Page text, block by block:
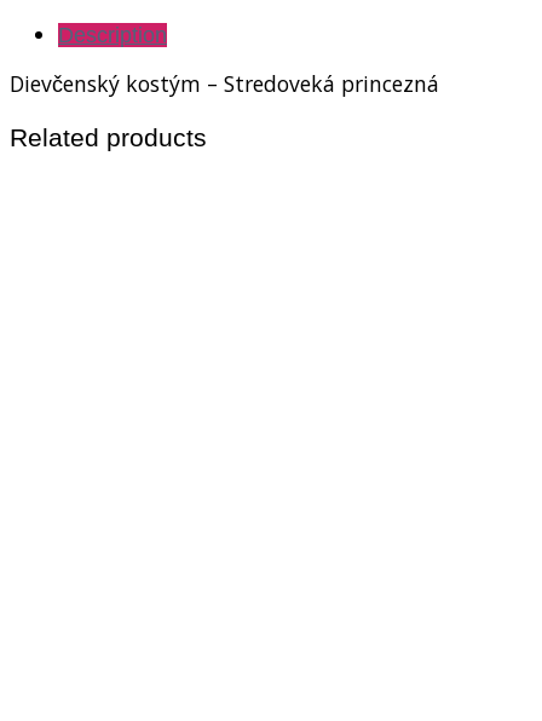
Description
Dievčenský kostým – Stredoveká princezná
Related products